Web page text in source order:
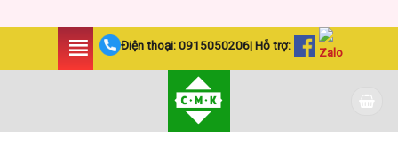
Điện thoại:0915050206| Hỗ trợ: